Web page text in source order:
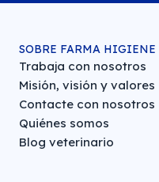
SOBRE FARMA HIGIENE
Trabaja con nosotros
Misión, visión y valores
Contacte con nosotros
Quiénes somos
Blog veterinario